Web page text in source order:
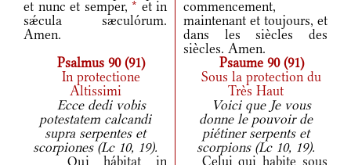
et nunc et semper, * et in
sǽcula sæculórum.
Amen.
commencement,
maintenant et toujours, et
dans les siècles des
siècles. Amen.
Psalmus 90 (91)
Psaume 90 (91)
In protectione
Altissimi
Sous la protection du
Très Haut
Ecce dedi vobis
potestatem calcandi
supra serpentes et
scorpiones (Lc 10, 19).
Voici que Je vous
donne le pouvoir de
piétiner serpents et
scorpions (Lc 10, 19).
Qui hábitat in
Celui qui habite sous